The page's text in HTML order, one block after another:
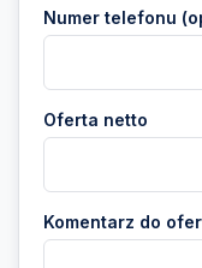
Numer telefonu
Oferta netto
Komentarz do